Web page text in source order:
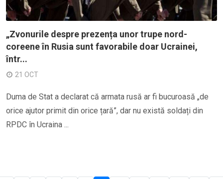
„Zvonurile despre prezența unor trupe nord-
coreene în Rusia sunt favorabile doar Ucrainei,
într...
21 OCT
Duma de Stat a declarat că armata rusă ar fi bucuroasă „de
orice ajutor primit din orice țară”, dar nu există soldați din
RPDC în Ucraina ...